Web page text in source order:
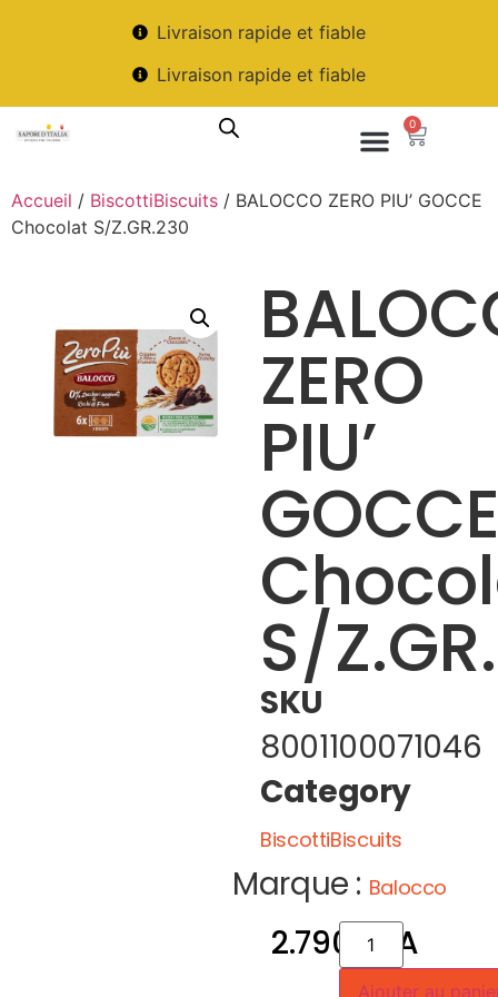
Livraison rapide et fiable
Livraison rapide et fiable
0
Accueil / BiscottiBiscuits / BALOCCO ZERO PIU’ GOCCE
Chocolat S/Z.GR.230
ZERO
PIU’
S/
SKU
8001100071046
Category
BiscottiBiscuits
Marque : Balocco
2.790 CFA
Ajouter au